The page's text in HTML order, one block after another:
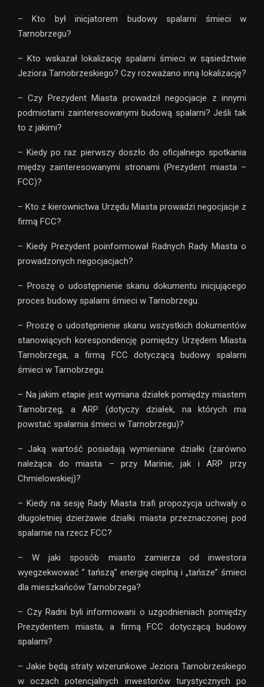
– Kto był inicjatorem budowy spalarni śmieci w
Tarnobrzegu?
– Kto wskazał lokalizację spalarni śmieci w sąsiedztwie
Jeziora Tarnobrzeskiego? Czy rozważano inną lokalizację?
– Czy Prezydent Miasta prowadził negocjacje z innymi
podmiotami zainteresowanymi budową spalarni? Jeśli tak
to z jakimi?
– Kiedy po raz pierwszy doszło do oficjalnego spotkania
między zainteresowanymi stronami (Prezydent miasta –
FCC)?
– Kto z kierownictwa Urzędu Miasta prowadzi negocjacje z
firmą FCC?
– Kiedy Prezydent poinformował Radnych Rady Miasta o
prowadzonych negocjacjach?
– Proszę o udostępnienie skanu dokumentu inicjującego
proces budowy spalarni śmieci w Tarnobrzegu.
– Proszę o udostępnienie skanu wszystkich dokumentów
stanowiących korespondencję pomiędzy Urzędem Miasta
Tarnobrzega, a firmą FCC dotyczącą budowy spalarni
śmieci w Tarnobrzegu.
– Na jakim etapie jest wymiana działek pomiędzy miastem
Tarnobrzeg, a ARP (dotyczy działek, na których ma
powstać spalarnia śmieci w Tarnobrzegu)?
– Jaką wartość posiadają wymieniane działki (zarówno
należąca do miasta – przy Marinie, jak i ARP przy
Chmielowskiej)?
– Kiedy na sesję Rady Miasta trafi propozycja uchwały o
długoletniej dzierżawie działki miasta przeznaczonej pod
spalarnie na rzecz FCC?
– W jaki sposób miasto zamierza od inwestora
wyegzekwować ” tańszą” energię cieplną i „tańsze” śmieci
dla mieszkańców Tarnobrzega?
– Czy Radni byli informowani o uzgodnieniach pomiędzy
Prezydentem miasta, a firmą FCC dotyczącą budowy
spalarni?
– Jakie będą straty wizerunkowe Jeziora Tarnobrzeskiego
w oczach potencjalnych inwestorów turystycznych po